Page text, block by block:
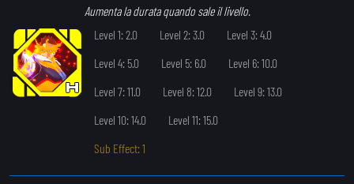
Aumenta la durata quando sale il livello.
Level 1: 2.0
Level 2: 3.0
Level 3: 4.0
Level 4: 5.0
Level 5: 6.0
Level 6: 10.0
Level 7: 11.0
Level 8: 12.0
Level 9: 13.0
Level 10: 14.0
Level 11: 15.0
Sub Effect: 1